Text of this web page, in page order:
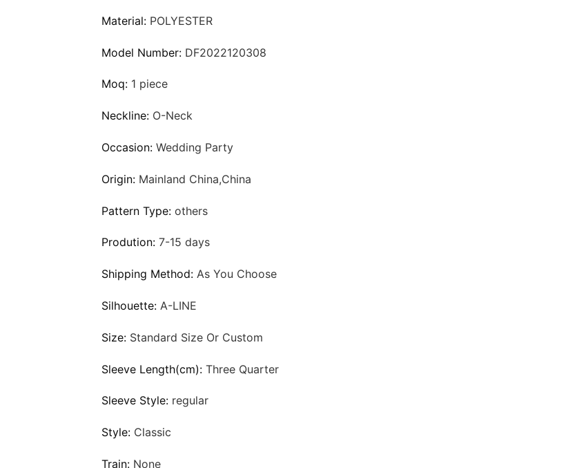
Material: POLYESTER
Model Number: DF2022120308
Moq: 1 piece
Neckline: O-Neck
Occasion: Wedding Party
Origin: Mainland China,China
Pattern Type: others
Prodution: 7-15 days
Shipping Method: As You Choose
Silhouette: A-LINE
Size: Standard Size Or Custom
Sleeve Length(cm): Three Quarter
Sleeve Style: regular
Style: Classic
Train: None